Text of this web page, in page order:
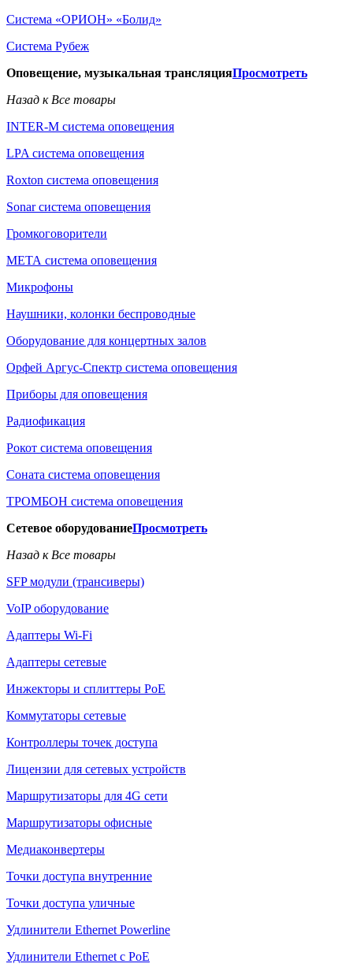
Система «ОРИОН» «Болид»
Система Рубеж
Оповещение, музыкальная трансляцияПросмотреть
Назад к Все товары
INTER-M система оповещения
LPA система оповещения
Roxton система оповещения
Sonar система оповещения
Громкоговорители
МЕТА система оповещения
Микрофоны
Наушники, колонки беспроводные
Оборудование для концертных залов
Орфей Аргус-Спектр система оповещения
Приборы для оповещения
Радиофикация
Рокот система оповещения
Соната система оповещения
ТРОМБОН система оповещения
Сетевое оборудованиеПросмотреть
Назад к Все товары
SFP модули (трансиверы)
VoIP оборудование
Адаптеры Wi-Fi
Адаптеры сетевые
Инжекторы и сплиттеры РоЕ
Коммутаторы сетевые
Контроллеры точек доступа
Лицензии для сетевых устройств
Маршрутизаторы для 4G сети
Маршрутизаторы офисные
Медиаконвертеры
Точки доступа внутренние
Точки доступа уличные
Удлинители Ethernet Powerline
Удлинители Ethernet с PoE